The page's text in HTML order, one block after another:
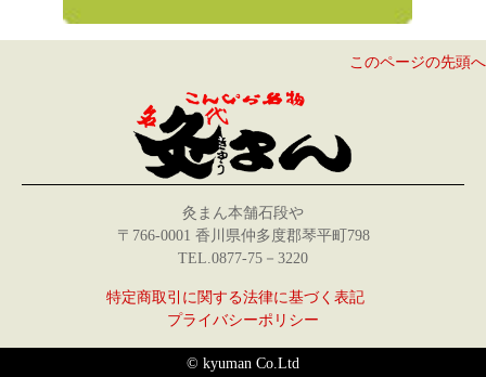
このページの先頭へ
灸まん本舗石段や
〒766-0001 香川県仲多度郡琴平町798
TEL.0877-75－3220
特定商取引に関する法律に基づく表記
プライバシーポリシー
© kyuman Co.Ltd